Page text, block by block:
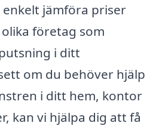
jämföra priser
företag som
i ditt
om du behöver hjälp
i ditt hem, kontor
kan vi hjälpa dig att få